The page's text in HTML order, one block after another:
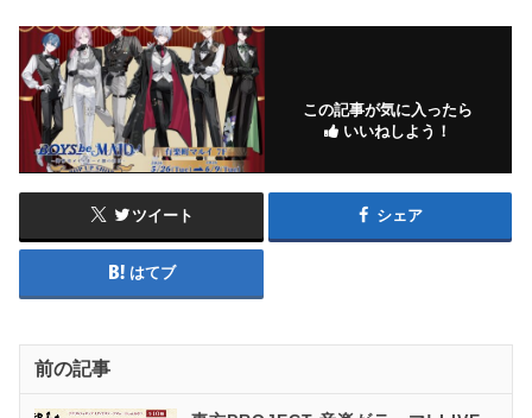
この記事が気に入ったら
いいねしよう！
ツイート シェア
はてブ
前の記事